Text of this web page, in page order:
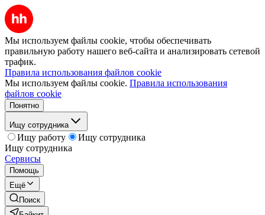
Мы используем файлы cookie, чтобы обеспечивать
правильную работу нашего веб-сайта и анализировать сетевой
трафик.
Правила использования файлов cookie
Мы используем файлы cookie. Правила использования
файлов cookie
Понятно
Ищу сотрудника
Ищу работу
Ищу сотрудника
Ищу сотрудника
Сервисы
Помощь
Ещё
Поиск